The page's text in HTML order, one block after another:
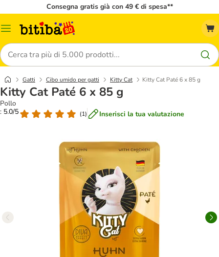
Consegna gratis già con 49 € di spesa**
Overview
Cerca
Gatti Cibo umido per gatti Kitty Cat Kitty Cat Paté 6 x 85 g
Kitty Cat Paté 6 x 85 g
Pollo
: 5.0/5
(1) Inserisci la tua valutazione